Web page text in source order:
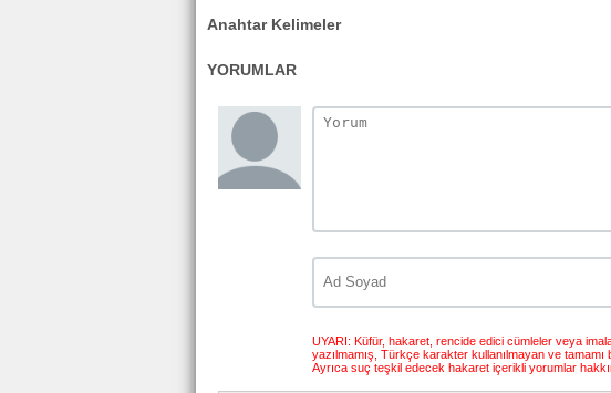
Anahtar Kelimeler
YORUMLAR
UYARI: Küfür, hakaret, rencide edici cümleler veya
yazılmamış, Türkçe karakter kullanılmayan ve
Ayrıca suç teşkil edecek hakaret içerikli yorumlar